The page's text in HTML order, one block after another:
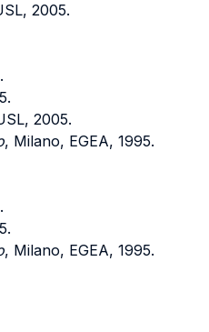
2005.
2005.
, Milano, EGEA, 1995.
, Milano, EGEA, 1995.